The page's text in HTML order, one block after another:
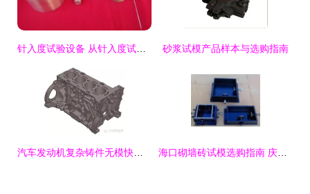
砂浆试模产品样本与选购指南